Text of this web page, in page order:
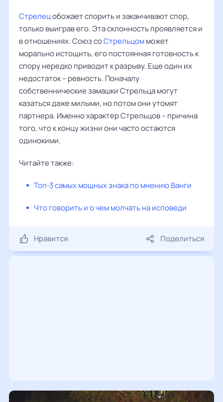
Стрелецобожает спорить и заканчивают спор,
только выиграв его. Эта склонность проявляется и
в отношениях. Союз соСтрельцомможет
морально истощить, его постоянная готовность к
спору нередко приводит к разрыву. Еще один их
недостаток – ревность. Поначалу
собственнические замашки Стрельца могут
казаться даже милыми, но потом они утомят
партнера. Именно характер Стрельцов – причина
того, что к концу жизни они часто остаются
одинокими.
Читайте также:
Топ-3 самых мощных знака по мнению Ванги
Что говорить и о чем молчать на исповеди
Нравится Поделиться